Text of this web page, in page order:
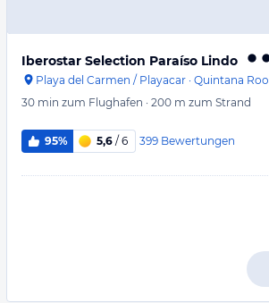
Iberostar Selection Paraíso Lindo
Playa del Carmen / Playacar · Quintana Roo
30 min zum Flughafen · 200 m zum Strand
95% 5,6 / 6 399 Bewertungen